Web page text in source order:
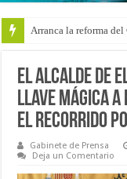
Arranca la reforma
El alcalde de
llave mágica
el recorrido
Gabinete de Prensa
Deja un Comentario